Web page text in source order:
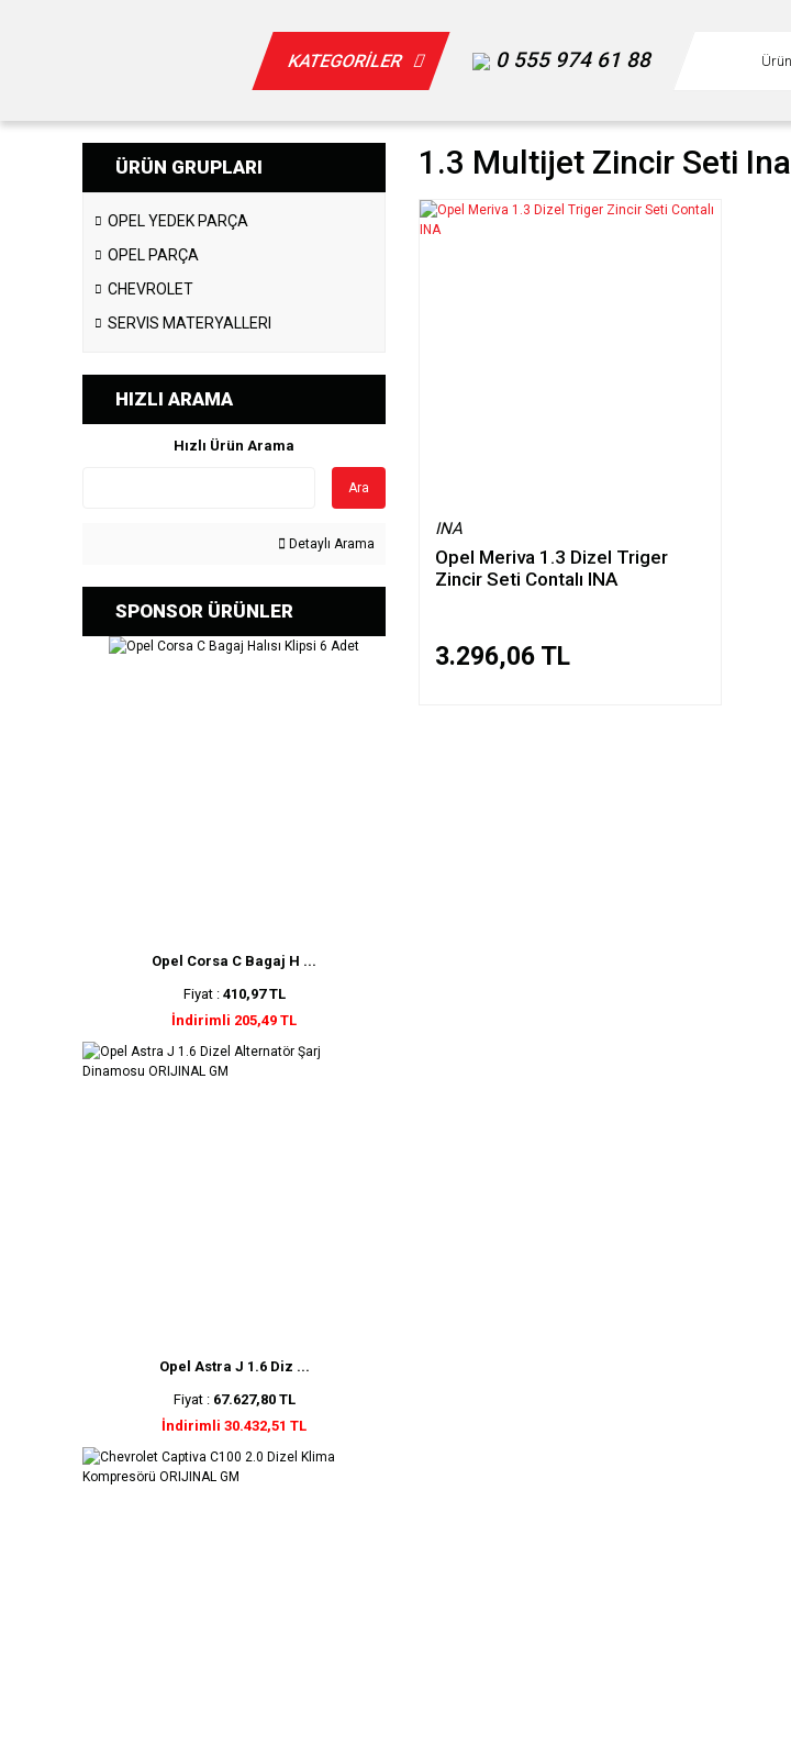
KATEGORİLER 0 555 974 61 88
ÜRÜN GRUPLARI
OPEL YEDEK PARÇA
OPEL PARÇA
CHEVROLET
SERVIS MATERYALLERI
HIZLI ARAMA
Hızlı Ürün Arama
Ara
Detaylı Arama
SPONSOR ÜRÜNLER
Opel Corsa C Bagaj H ...
Fiyat : 410,97 TL
İndirimli 205,49 TL
Opel Astra J 1.6 Diz ...
Fiyat : 67.627,80 TL
İndirimli 30.432,51 TL
1.3 Multijet Zincir Seti Ina
INA
Opel Meriva 1.3 Dizel Triger
Zincir Seti Contalı INA
3.296,06 TL